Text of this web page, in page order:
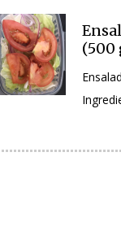
(500